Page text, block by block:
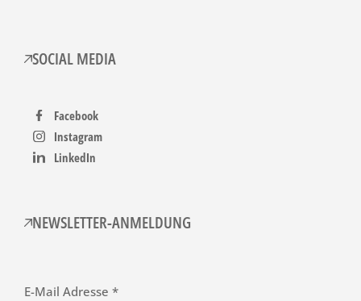
SOCIAL MEDIA
Facebook
Instagram
LinkedIn
NEWSLETTER-ANMELDUNG
E-Mail Adresse *